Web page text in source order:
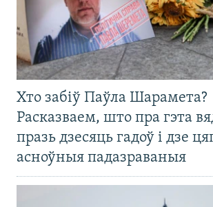
Хто забіў Паўла Шарамета?
Расказваем, што пра гэта
празь дзесяць гадоў і дзе
асноўныя падазраваныя